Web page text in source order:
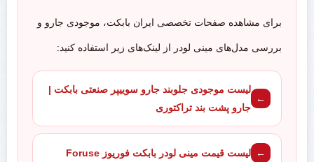
برای مشاهده صفحات تخصصی ایران بابکت، موجودی جارو و
بررسی مدل‌های مینی لودر از لینک‌های زیر استفاده کنید:
لیست موجودی جلوبند جارو سوییپر صنعتی بابکت |
جارو پشت بند تراکتوری
لیست قیمت مینی لودر بابکت فوریوز Foruse